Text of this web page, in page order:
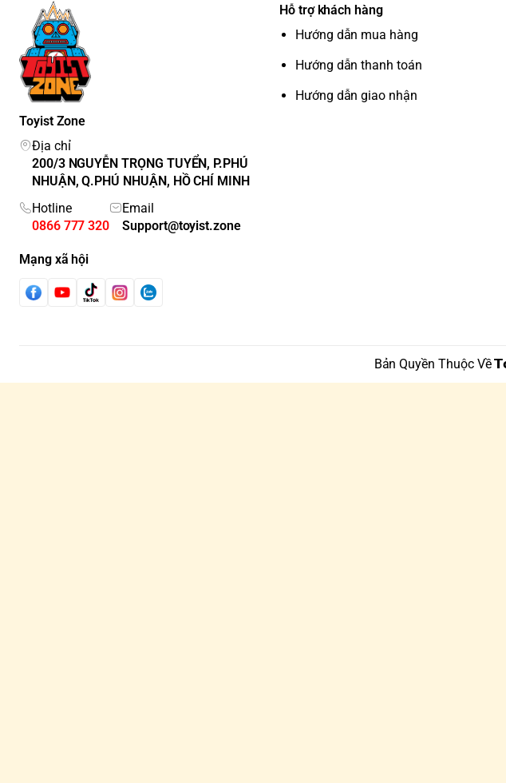
Toyist Zone
Địa chỉ
200/3 NGUYỄN TRỌNG TUYỂN, P.PHÚ
NHUẬN, Q.PHÚ NHUẬN, HỒ CHÍ MINH
Hotline
0866 777 320
Email
Support@toyist.zone
Mạng xã hội
Hỗ trợ khách hàng
Hướng dẫn mua hàng
Hướng dẫn thanh toán
Hướng dẫn giao nhận
Bản Quyền Thuộc Về